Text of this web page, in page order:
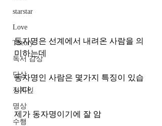
starstar
Love
Theory
독서 감상
단상
정치인
명상
수행
동자명은 선계에서 내려온 사람을 의
미하는데
동자명인 사람은 몇가지 특징이 있습
니다.
제가 동자명이기에 잘 암